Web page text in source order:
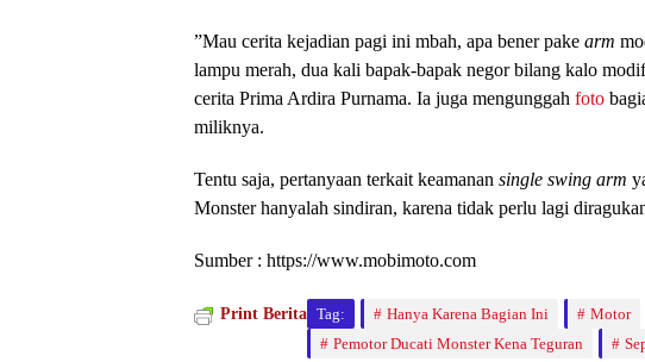
”Mau cerita kejadian pagi ini mbah, apa bener pake arm
lampu merah, dua kali bapak-bapak negor bilang kalo
cerita Prima Ardira Purnama. Ia juga mengunggah foto
miliknya.
Tentu saja, pertanyaan terkait keamanan single swing arm
Monster hanyalah sindiran, karena tidak perlu lagi
Sumber : https://www.mobimoto.com
Print Berita Tag: Hanya Karena Bagian Ini Motor
Pemotor Ducati Monster Kena Teguran